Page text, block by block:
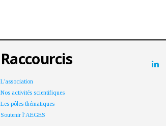
Raccourcis
L’association
Nos activités scientifiques
Les pôles thématiques
Soutenir l’AEGES